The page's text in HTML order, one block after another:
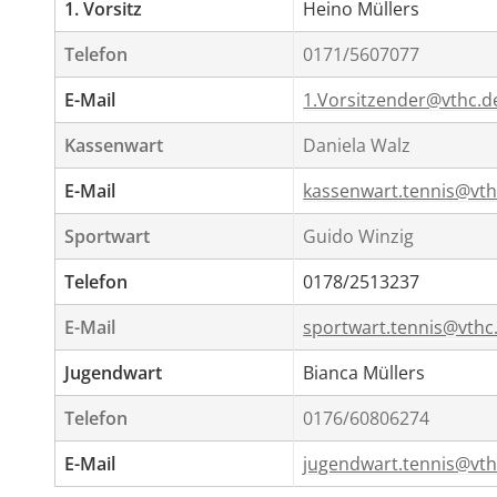
1. Vorsitz
Heino Müllers
Telefon
0171/5607077
E-Mail
Kassenwart
Daniela Walz
E-Mail
Sportwart
Guido Winzig
Telefon
0178/2513237
E-Mail
Jugendwart
Bianca Müllers
Telefon
0176/60806274
E-Mail